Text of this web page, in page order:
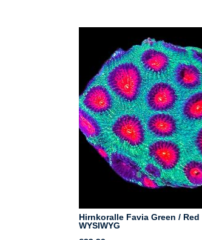
Hirnkoralle Favia Green / Red
WYSIWYG